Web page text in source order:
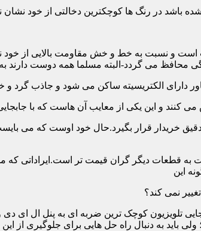
و نسبت به خط و خش مقاومت بالایی از خود
می گردد-البته مسلما همه دوست دارند به
خریدار قرار بگیرد.حال خود اوست که می
قطعات دیگر گران قیمت تر است.ایراداتی که
این
نمی کند؟
تلویزیون کوچک ترین ضربه ای به پنل ال ای
باید به دنبال راه حل هایی برای جلوگیری از